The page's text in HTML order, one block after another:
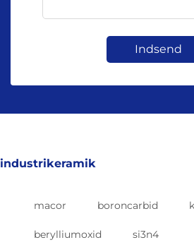
Indsend
industrikeramik
macor boroncarbid
berylliumoxid si3n4